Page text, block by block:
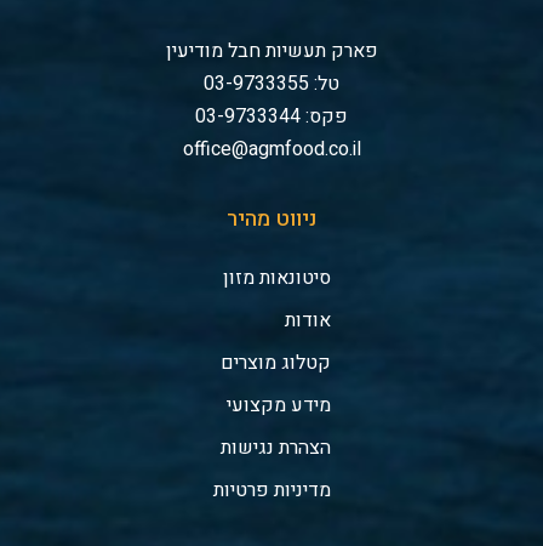
פארק תעשיות חבל מודיעין
טל: 03-9733355
פקס: 03-9733344
office@agmfood.co.il
ניווט מהיר
סיטונאות מזון
אודות
קטלוג מוצרים
מידע מקצועי
הצהרת נגישות
מדיניות פרטיות